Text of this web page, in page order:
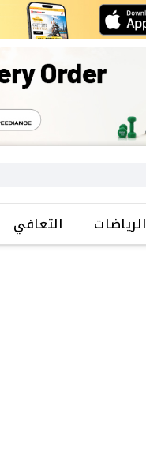
الرياضات التعافي